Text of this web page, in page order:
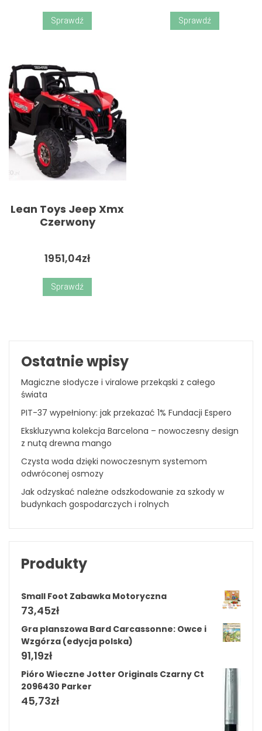
(ELPLP57)
Sprawdź Sprawdź
Lean Toys Jeep Xmx
Czerwony
1951,04zł
Sprawdź
Ostatnie wpisy
Magiczne słodycze i viralowe przekąski z całego
świata
PIT-37 wypełniony: jak przekazać 1% Fundacji Espero
Ekskluzywna kolekcja Barcelona – nowoczesny design
z nutą drewna mango
Czysta woda dzięki nowoczesnym systemom
odwróconej osmozy
Jak odzyskać należne odszkodowanie za szkody w
budynkach gospodarczych i rolnych
Produkty
Small Foot Zabawka Motoryczna
73,45zł
Gra planszowa Bard Carcassonne: Owce i
Wzgórza (edycja polska)
91,19zł
Pióro Wieczne Jotter Originals Czarny Ct
2096430 Parker
45,73zł